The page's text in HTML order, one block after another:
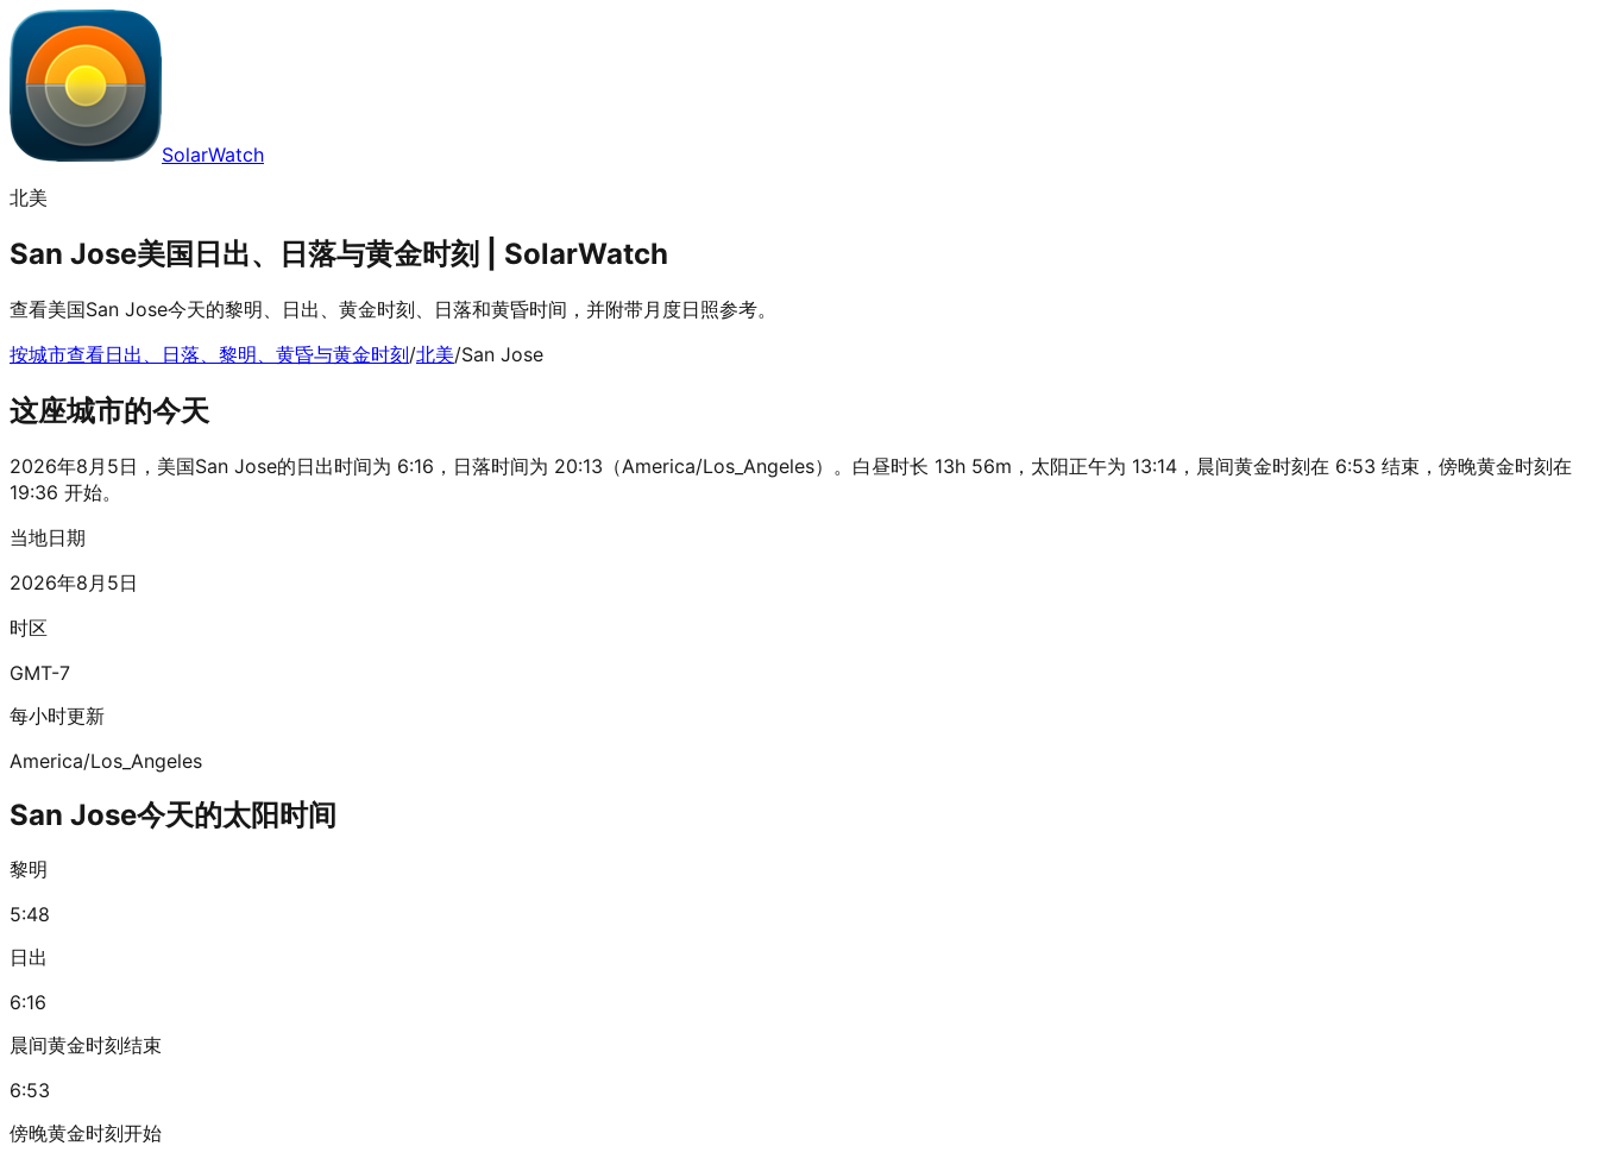
SolarWatch
北美
San Jose美国日出、日落与黄金时刻 | SolarWatch
查看美国San Jose今天的黎明、日出、黄金时刻、日落和黄昏时间，并附带月度日照参考。
按城市查看日出、日落、黎明、黄昏与黄金时刻/北美/San Jose
这座城市的今天
2026年8月5日，美国San Jose的日出时间为 6:16，日落时间为 20:13（America/Los_Angeles）。白昼时长 13h 56m，太阳正午为 13:14，晨间黄金时刻在 6:53 结束，傍晚黄金时刻在
19:36 开始。
当地日期
2026年8月5日
时区
GMT-7
每小时更新
America/Los_Angeles
San Jose今天的太阳时间
黎明
5:48
日出
6:16
晨间黄金时刻结束
6:53
傍晚黄金时刻开始